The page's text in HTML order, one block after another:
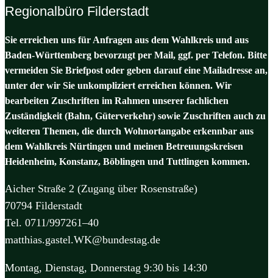
Regionalbüro Filderstadt
Sie erreichen uns für Anfragen aus dem Wahlkreis und aus
Baden-Württemberg bevorzugt per Mail, ggf. per Telefon. Bitte
vermeiden Sie Briefpost oder geben darauf eine Mailadresse an,
unter der wir Sie unkompliziert erreichen können. Wir
bearbeiten Zuschriften im Rahmen unserer fachlichen
Zuständigkeit (Bahn, Güterverkehr) sowie Zuschriften auch zu
weiteren Themen, die durch Wohnortangabe erkennbar aus
dem Wahlkreis Nürtingen und meinen Betreuungskreisen
Heidenheim, Konstanz, Böblingen und Tuttlingen kommen.
Aicher Straße 2 (Zugang über Rosenstraße)
70794 Filderstadt
Tel. 0711/997261–40
matthias.gastel.WK@bundestag.de
Montag, Dienstag, Donnerstag 9:30 bis 14:30